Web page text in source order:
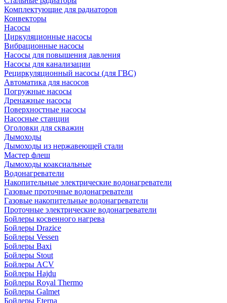
Комплектующие для радиаторов
Конвекторы
Насосы
Циркуляционные насосы
Вибрационные насосы
Насосы для повышения давления
Насосы для канализации
Рециркуляционный насосы (для ГВС)
Автоматика для насосов
Погружные насосы
Дренажные насосы
Поверхностные насосы
Насосные станции
Оголовки для скважин
Дымоходы
Дымоходы из нержавеющей стали
Мастер флеш
Дымоходы коаксиальные
Водонагреватели
Накопительные электрические водонагреватели
Газовые проточные водонагреватели
Газовые накопительные водонагреватели
Проточные электрические водонагреватели
Бойлеры косвенного нагрева
Бойлеры Drazice
Бойлеры Vessen
Бойлеры Baxi
Бойлеры Stout
Бойлеры ACV
Бойлеры Hajdu
Бойлеры Royal Thermo
Бойлеры Galmet
Бойлеры Eterna